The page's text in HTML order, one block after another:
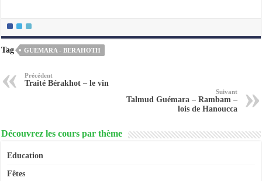
Tag GUEMARA - BERAHOTH
Précédent
Traité Bérakhot – le vin
Suivant
Talmud Guémara – Rambam –
lois de Hanoucca
Découvrez les cours par thème
Education
Fêtes